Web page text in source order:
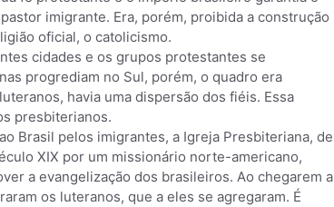
imigrante. Era, porém, proibida a construção
oficial, o catolicismo.
cidades e os grupos protestantes se
progrediam no Sul, porém, o quadro era
havia uma dispersão dos fiéis. Essa
presbiterianos.
Brasil pelos imigrantes, a Igreja Presbiteriana, de
XIX por um missionário norte-americano,
a evangelização dos brasileiros. Ao chegarem a
os luteranos, que a eles se agregaram. É